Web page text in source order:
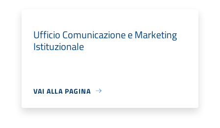
Ufficio Comunicazione e Marketing
Istituzionale
VAI ALLA PAGINA